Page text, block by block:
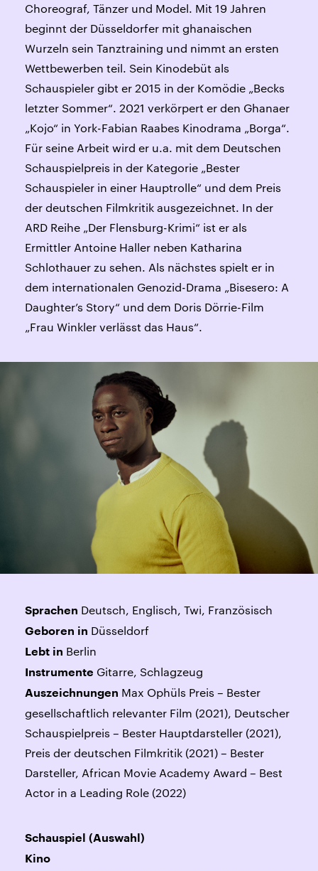
Choreograf, Tänzer und Model. Mit 19 Jahren
beginnt der Düsseldorfer mit ghanaischen
Wurzeln sein Tanztraining und nimmt an ersten
Wettbewerben teil. Sein Kinodebüt als
Schauspieler gibt er 2015 in der Komödie „Becks
letzter Sommer“. 2021 verkörpert er den Ghanaer
„Kojo“ in York-Fabian Raabes Kinodrama „Borga“.
Für seine Arbeit wird er u.a. mit dem Deutschen
Schauspielpreis in der Kategorie „Bester
Schauspieler in einer Hauptrolle“ und dem Preis
der deutschen Filmkritik ausgezeichnet. In der
ARD Reihe „Der Flensburg-Krimi“ ist er als
Ermittler Antoine Haller neben Katharina
Schlothauer zu sehen. Als nächstes spielt er in
dem internationalen Genozid-Drama „Bisesero: A
Daughter’s Story“ und dem Doris Dörrie-Film
„Frau Winkler verlässt das Haus“.
Sprachen Deutsch, Englisch, Twi, Französisch
Geboren in Düsseldorf
Lebt in Berlin
Instrumente Gitarre, Schlagzeug
Auszeichnungen Max Ophüls Preis – Bester
gesellschaftlich relevanter Film (2021), Deutscher
Schauspielpreis – Bester Hauptdarsteller (2021),
Preis der deutschen Filmkritik (2021) – Bester
Darsteller, African Movie Academy Award – Best
Actor in a Leading Role (2022)
Schauspiel (Auswahl)
Kino